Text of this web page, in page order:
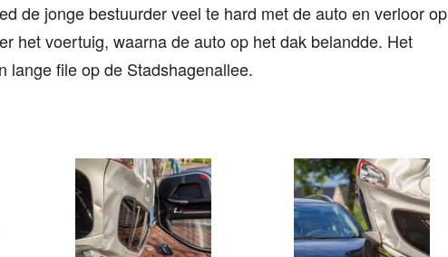
de jonge bestuurder veel te hard met de auto en verloor op
het voertuig, waarna de auto op het dak belandde. Het
lange file op de Stadshagenallee.